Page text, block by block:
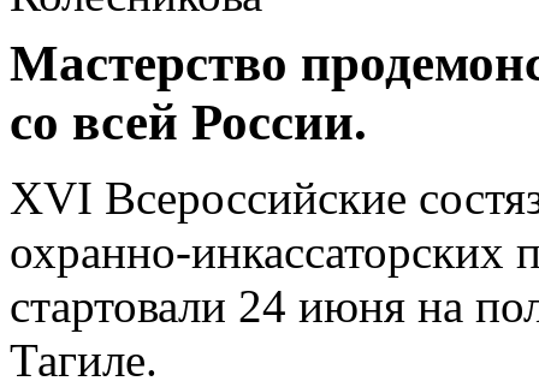
Мастерство
со всей России.
XVI Всероссийские
охранно‑инкассаторских
стартовали 24 июня на
Тагиле.